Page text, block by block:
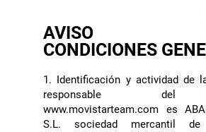
AVISO
CONDICIONES
1. Identificación y actividad de
responsable del
www.movistarteam.com es
S.L. sociedad mercantil de